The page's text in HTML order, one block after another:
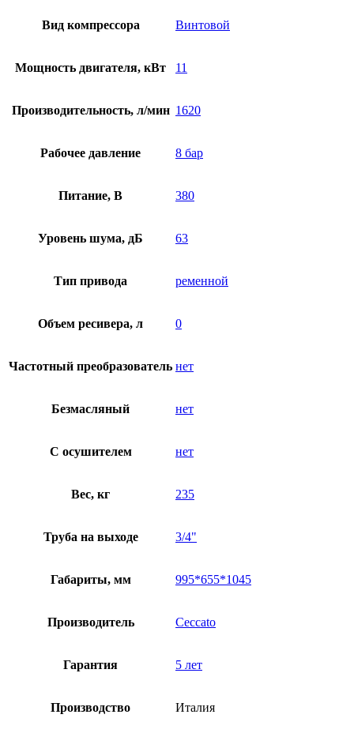
Вид компрессора Винтовой
Мощность двигателя, кВт 11
Производительность, л/мин 1620
Рабочее давление 8 бар
Питание, В 380
Уровень шума, дБ 63
Тип привода ременной
Объем ресивера, л 0
Частотный преобразователь нет
Безмасляный нет
C осушителем нет
Вес, кг 235
Труба на выходе 3/4"
Габариты, мм 995*655*1045
Производитель Ceccato
Гарантия 5 лет
Производство Италия